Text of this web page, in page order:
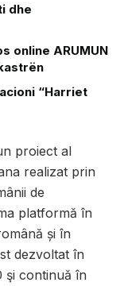
dhe
online ARUMUN
“Harriet
proiect al
realizat prin
de
platformă în
și în
dezvoltat în
şi continuă în